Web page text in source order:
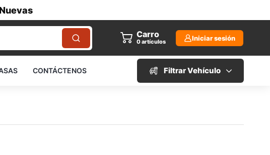
Carro
0artículos Iniciar sesión
CONTÁCTENOS Filtrar Vehículo